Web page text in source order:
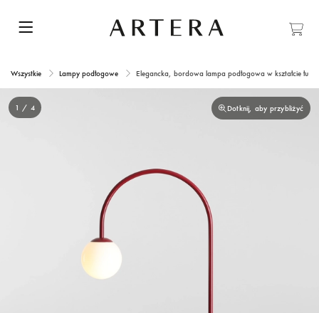
Wszystkie Lampy podłogowe Elegancka, bordowa lampa podłogowa w kształcie łuku
Dotknij, aby przybliżyć
1 / 4